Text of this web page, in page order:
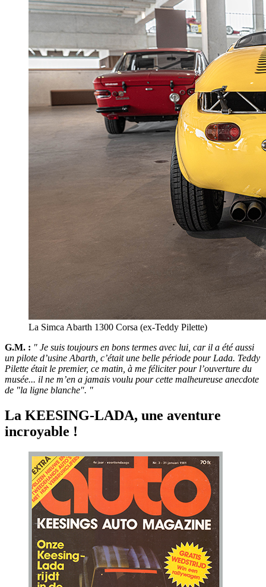
La Simca Abarth 1300 Corsa (ex-Teddy Pilette)
G.M. : " Je suis toujours en bons termes avec lui, car il a été aussi
un pilote d’usine Abarth, c’était une belle période pour Lada. Teddy
Pilette était le premier, ce matin, à me féliciter pour l’ouverture du
musée... il ne m’en a jamais voulu pour cette malheureuse anecdote
de "la ligne blanche". "
La KEESING-LADA, une aventure
incroyable !